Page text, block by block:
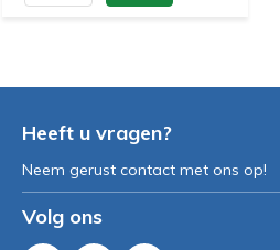
Heeft u vragen?
Neem gerust contact met ons op!
Volg ons